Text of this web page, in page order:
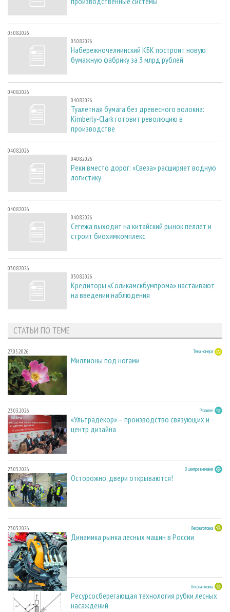
05.08.2026
05.08.2026
Набережночелнинский КБК построит новую
бумажную фабрику за 3 млрд рублей
04.08.2026
04.08.2026
Туалетная бумага без древесного волокна:
Kimberly-Clark готовит революцию в
производстве
04.08.2026
04.08.2026
Реки вместо дорог: «Свеза» расширяет водную
логистику
04.08.2026
04.08.2026
Сегежа выходит на китайский рынок пеллет и
строит биохимкомплекс
03.08.2026
03.08.2026
Кредиторы «Соликамскбумпрома» настаивают
на введении наблюдения
СТАТЬИ ПО ТЕМЕ
27.05.2026 Тема номера
Миллионы под ногами
23.03.2026 Развитие
«Ультрадекор» – производство связующих и
центр дизайна
23.03.2026 В центре внимания
Осторожно, двери открываются!
23.03.2026 Лесозаготовка
Динамика рынка лесных машин в России
23.03.2026 Лесозаготовка
Ресурсосберегающая технология рубки лесных
насаждений